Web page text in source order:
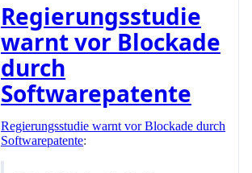
Regierungsstudie
warnt vor Blockade
durch
Softwarepatente
Regierungsstudie warnt vor Blockade durch
Softwarepatente: